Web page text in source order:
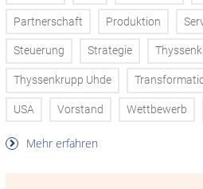
Partnerschaft Produktion
Steuerung Strategie
Thyssenkrupp Uhde
USA Vorstand Wettbewerb
Mehr erfahren